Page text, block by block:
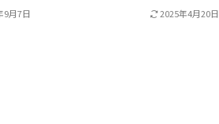
9月7日 2025年4月20日